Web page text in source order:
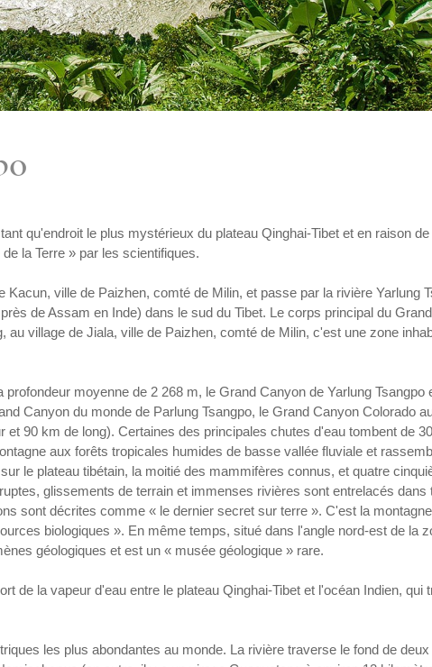
qu'endroit le plus mystérieux du plateau Qinghai-Tibet et en raison
la Terre » par les scientifiques.
ville de Paizhen, comté de Milin, et passe par la rivière Yarlung
de Assam en Inde) dans le sud du Tibet. Le corps principal du
village de Jiala, ville de Paizhen, comté de Milin, c'est une zone
moyenne de 2 268 m, le Grand Canyon de Yarlung Tsangpo
Canyon du monde de Parlung Tsangpo, le Grand Canyon Colorado
90 km de long). Certaines des principales chutes d'eau tombent de
aux forêts tropicales humides de basse vallée fluviale et
le plateau tibétain, la moitié des mammifères connus, et quatre
glissements de terrain et immenses rivières sont entrelacés dans
sont décrites comme « le dernier secret sur terre ». C'est la
biologiques ». En même temps, situé dans l'angle nord-est de la
géologiques et est un « musée géologique » rare.
de la vapeur d'eau entre le plateau Qinghai-Tibet et l'océan Indien, qui
les plus abondantes au monde. La rivière traverse le fond de